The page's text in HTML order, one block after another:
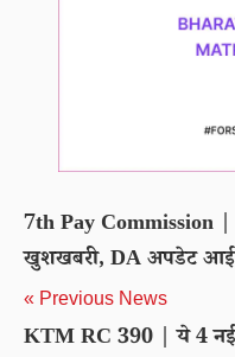
7th Pay Commission |
खुशखबरी, DA अपडेट
« Previous News
KTM RC 390 | ये 4 नई